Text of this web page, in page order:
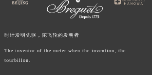
山东省淄博市张店区金晶大道宝玑售后服务
浙江省湖州市吴兴区劳动路宝玑售后服务中
时计发明先驱，陀飞轮的发明者
The inventor of the meter when the invention, the
tourbillon.